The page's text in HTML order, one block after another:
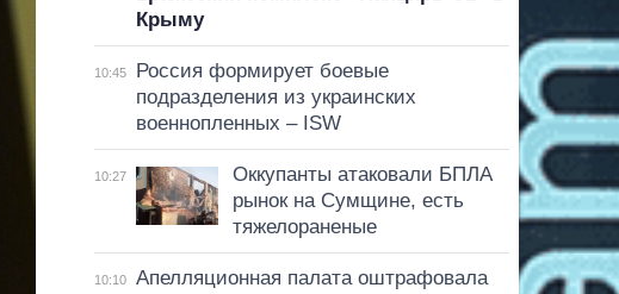
Крыму
10:45
Россия формирует боевые
подразделения из украинских
военнопленных – ISW
10:27
Оккупанты атаковали БПЛА
рынок на Сумщине, есть
тяжелораненые
10:10
Апелляционная палата оштрафовала